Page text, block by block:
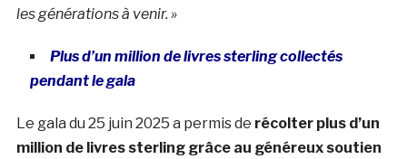
les générations à venir. »
Plus d’un million de livres sterling collectés
pendant le gala
Le gala du 25 juin 2025 a permis de récolter plus d’un
million de livres sterling grâce au généreux soutien